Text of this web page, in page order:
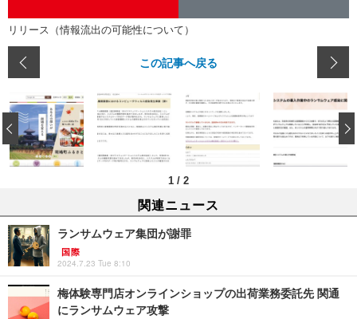
リリース（情報流出の可能性について）
この記事へ戻る
1 / 2
‹
関連ニュース
ランサムウェア集団が謝罪
国際
2024.7.23 Tue 8:10
梅体験専門店オンラインショップの出荷業務委託先 関通
にランサムウェア攻撃